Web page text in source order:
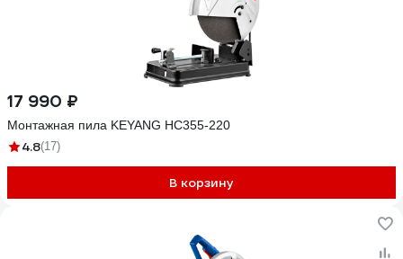
17 990 ₽
Монтажная пила KEYANG HC355-220
4.8(17)
В корзину